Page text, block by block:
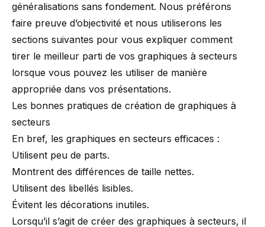
généralisations sans fondement. Nous préférons
faire preuve d’objectivité et nous utiliserons les
sections suivantes pour vous expliquer comment
tirer le meilleur parti de vos graphiques à secteurs
lorsque vous pouvez les utiliser de manière
appropriée dans vos présentations.
Les bonnes pratiques de création de graphiques à
secteurs
En bref, les graphiques en secteurs efficaces :
Utilisent peu de parts.
Montrent des différences de taille nettes.
Utilisent des libellés lisibles.
Évitent les décorations inutiles.
Lorsqu’il s’agit de créer des graphiques à secteurs, il